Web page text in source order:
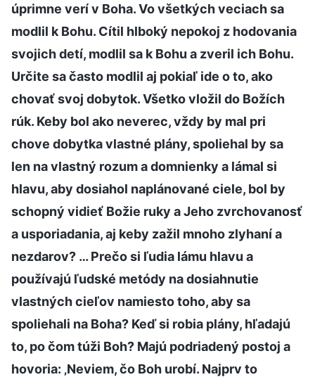
úprimne verí v Boha. Vo všetkých veciach sa
modlil k Bohu. Cítil hlboký nepokoj z hodovania
svojich detí, modlil sa k Bohu a zveril ich Bohu.
Určite sa často modlil aj pokiaľ ide o to, ako
chovať svoj dobytok. Všetko vložil do Božích
rúk. Keby bol ako neverec, vždy by mal pri
chove dobytka vlastné plány, spoliehal by sa
len na vlastný rozum a domnienky a lámal si
hlavu, aby dosiahol naplánované ciele, bol by
schopný vidieť Božie ruky a Jeho zvrchovanosť
a usporiadania, aj keby zažil mnoho zlyhaní a
nezdarov? … Prečo si ľudia lámu hlavu a
používajú ľudské metódy na dosiahnutie
vlastných cieľov namiesto toho, aby sa
spoliehali na Boha? Keď si robia plány, hľadajú
to, po čom túži Boh? Majú podriadený postoj a
hovoria: ‚Neviem, čo Boh urobí. Najprv to